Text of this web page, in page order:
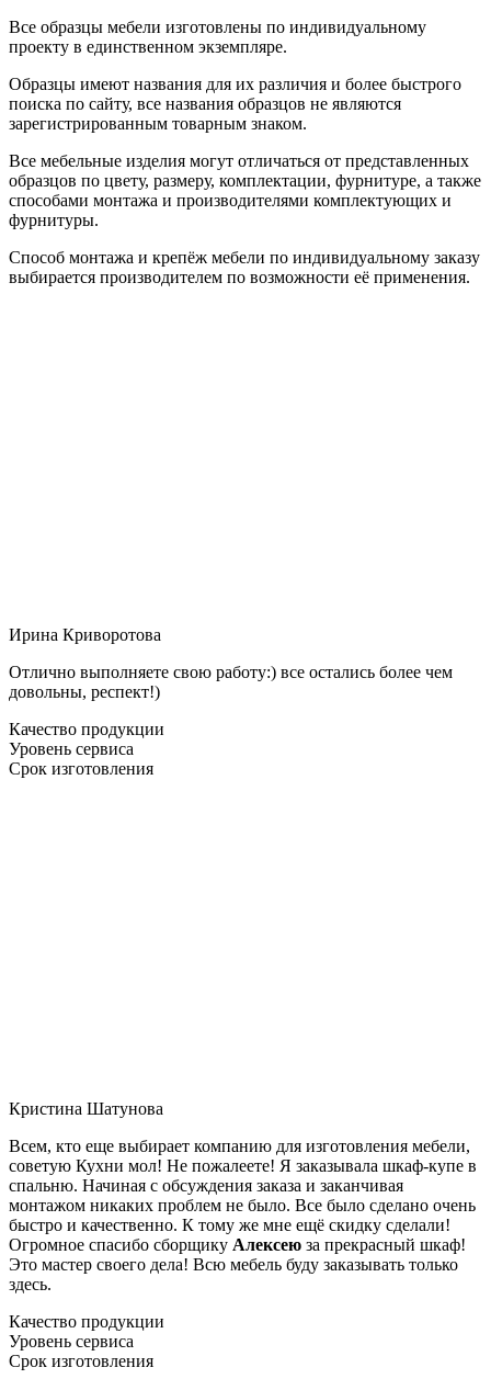
Все образцы мебели изготовлены по индивидуальному
проекту в единственном экземпляре.
Образцы имеют названия для их различия и более быстрого
поиска по сайту, все названия образцов не являются
зарегистрированным товарным знаком.
Все мебельные изделия могут отличаться от представленных
образцов по цвету, размеру, комплектации, фурнитуре, а также
способами монтажа и производителями комплектующих и
фурнитуры.
Способ монтажа и крепёж мебели по индивидуальному заказу
выбирается производителем по возможности её применения.
Ирина Криворотова
Отлично выполняете свою работу:) все остались более чем
довольны, респект!)
Качество продукции
Уровень сервиса
Срок изготовления
Кристина Шатунова
Всем, кто еще выбирает компанию для изготовления мебели,
советую Кухни мол! Не пожалеете! Я заказывала шкаф-купе в
спальню. Начиная с обсуждения заказа и заканчивая
монтажом никаких проблем не было. Все было сделано очень
быстро и качественно. К тому же мне ещё скидку сделали!
Огромное спасибо сборщику Алексею за прекрасный шкаф!
Это мастер своего дела! Всю мебель буду заказывать только
здесь.
Качество продукции
Уровень сервиса
Срок изготовления